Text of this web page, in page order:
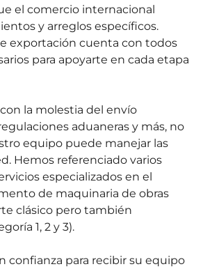
el comercio internacional
y arreglos específicos.
exportación cuenta con todos
para apoyarte en cada etapa
la molestia del envío
aduaneras y más, no
equipo puede manejar las
Hemos referenciado varios
especializados en el
de maquinaria de obras
clásico pero también
1, 2 y 3).
confianza para recibir su equipo